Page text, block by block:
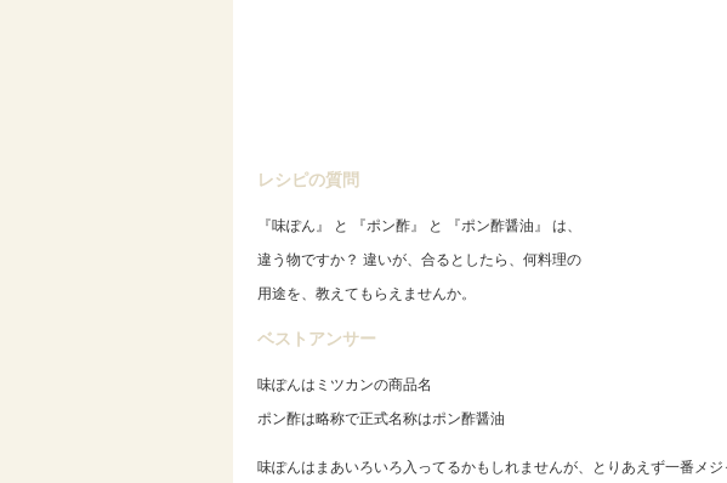
レシピの質問
『味ぽん』 と 『ポン酢』 と 『ポン酢醤油』 は、
違う物ですか？ 違いが、合るとしたら、何料理の
用途を、教えてもらえませんか。
ベストアンサー
味ぽんはミツカンの商品名
ポン酢は略称で正式名称はポン酢醤油
味ぽんはまあいろいろ入ってるかもしれませんが、とりあえず一番メ